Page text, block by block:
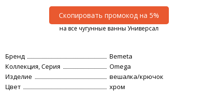
Скопировать промокод на 5%
на все чугунные ванны Универсал
Бренд
Bemeta
Коллекция, Серия
Omega
Изделие
вешалка/крючок
Цвет
хром